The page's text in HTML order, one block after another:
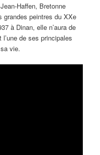
Haffen, Bretonne
grandes peintres du XXe
à Dinan, elle n’aura de
de ses principales
vie.